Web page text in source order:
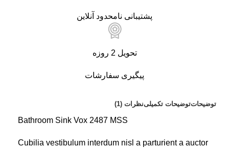
240,000 تومان
189,000
پشتیبانی نامحدود آنلاین
تحویل 2 روزه
پیگیری سفارشات
توضیحاتتوضیحات تکمیلینظرات (1)
Bathroom Sink Vox 2487 MSS
Cubilia vestibulum interdum nisl a parturient a auctor